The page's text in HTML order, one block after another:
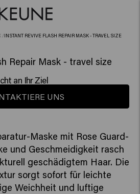
/INSTANT REVIVE FLASH REPAIR MASK - TRAVEL SIZE
Repair Mask - travel size
an Ihr Ziel
UNS
Maske mit Rose Guard-
und Geschmeidigkeit rasch
geschädigtem Haar. Die
sorgt sofort für leichte
Weichheit und luftige